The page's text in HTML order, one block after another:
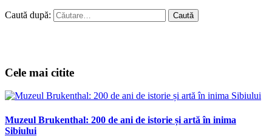
Caută după:
Cele mai citite
Muzeul Brukenthal: 200 de ani de istorie și artă în inima
Sibiului